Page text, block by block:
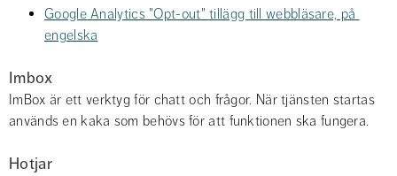
Google Analytics "Opt-out" tillägg till webbläsare, på
engelska
Imbox
ImBox är ett verktyg för chatt och frågor. När tjänsten startas
används en kaka som behövs för att funktionen ska fungera.
Hotjar